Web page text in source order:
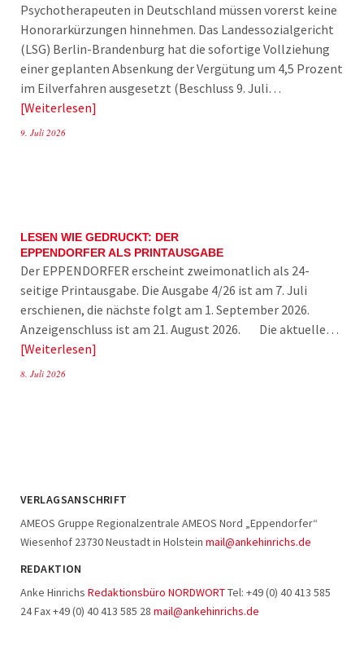
Psychotherapeuten in Deutschland müssen vorerst keine
Honorarkürzungen hinnehmen. Das Landessozialgericht
(LSG) Berlin-Brandenburg hat die sofortige Vollziehung
einer geplanten Absenkung der Vergütung um 4,5 Prozent
im Eilverfahren ausgesetzt (Beschluss 9. Juli…
Weiterlesen
9. Juli 2026
LESEN WIE GEDRUCKT: DER
EPPENDORFER ALS PRINTAUSGABE
Der EPPENDORFER erscheint zweimonatlich als 24-
seitige Printausgabe. Die Ausgabe 4/26 ist am 7. Juli
erschienen, die nächste folgt am 1. September 2026.
Anzeigenschluss ist am 21. August 2026. Die aktuelle…
Weiterlesen
8. Juli 2026
VERLAGSANSCHRIFT
AMEOS Gruppe Regionalzentrale AMEOS Nord „Eppendorfer“
Wiesenhof 23730 Neustadt in Holstein mail@ankehinrichs.de
REDAKTION
Anke Hinrichs Redaktionsbüro NORDWORTTel: +49 (0) 40 413 585
24 Fax +49 (0) 40 413 585 28 mail@ankehinrichs.de